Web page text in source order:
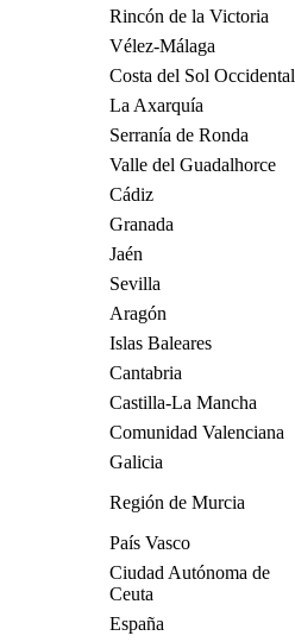
Rincón de la Victoria
Vélez-Málaga
Costa del Sol Occidental
La Axarquía
Serranía de Ronda
Valle del Guadalhorce
Cádiz
Granada
Jaén
Sevilla
Aragón
Islas Baleares
Cantabria
Castilla-La Mancha
Comunidad Valenciana
Galicia
Región de Murcia
País Vasco
Ciudad Autónoma de
Ceuta
España